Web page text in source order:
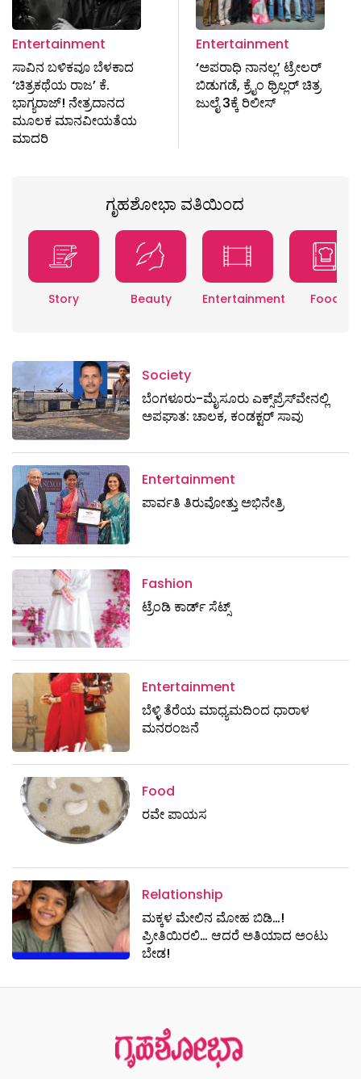
Entertainment
ಸಾವಿನ ಬಳಿಕವೂ ಬೆಳಕಾದ
‘ಚಿತ್ರಕಥೆಯ ರಾಜ’ ಕೆ.
ಭಾಗ್ಯರಾಜ್! ನೇತ್ರದಾನದ
ಮೂಲಕ ಮಾನವೀಯತೆಯ
ಮಾದರಿ
Entertainment
‘ಅಪರಾಧಿ ನಾನಲ್ಲ’ ಟ್ರೇಲರ್
ಬಿಡುಗಡೆ, ಕ್ರೈಂ ಥ್ರಿಲ್ಲರ್ ಚಿತ್ರ
ಜುಲೈ 3ಕ್ಕೆ ರಿಲೀಸ್
ಗೃಹಶೋಭಾ ವತಿಯಿಂದ
Story Beauty Entertainment Food
Society
ಬೆಂಗಳೂರು-ಮೈಸೂರು ಎಕ್ಸ್​ಪ್ರೆಸ್‌ವೇನಲ್ಲಿ
ಅಪಘಾತ: ಚಾಲಕ, ಕಂಡಕ್ಟರ್ ಸಾವು
Entertainment
ಪಾರ್ವತಿ ತಿರುವೋತ್ತು ಅಭಿನೇತ್ರಿ
Fashion
ಟ್ರೆಂಡಿ ಕಾರ್ಡ್‌ ಸೆಟ್ಸ್
Entertainment
ಬೆಳ್ಳಿ ತೆರೆಯ ಮಾಧ್ಯಮದಿಂದ ಧಾರಾಳ
ಮನರಂಜನೆ
Food
ರವೇ ಪಾಯಸ
Relationship
ಮಕ್ಕಳ ಮೇಲಿನ ಮೋಹ ಬಿಡಿ…!
ಪ್ರೀತಿಯಿರಲಿ… ಆದರೆ ಅತಿಯಾದ ಅಂಟು
ಬೇಡ!